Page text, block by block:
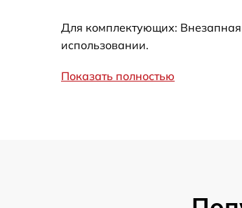
Ремонт цепи питания
Для комплектующих: Внезапная
использовании.
Показать полностью